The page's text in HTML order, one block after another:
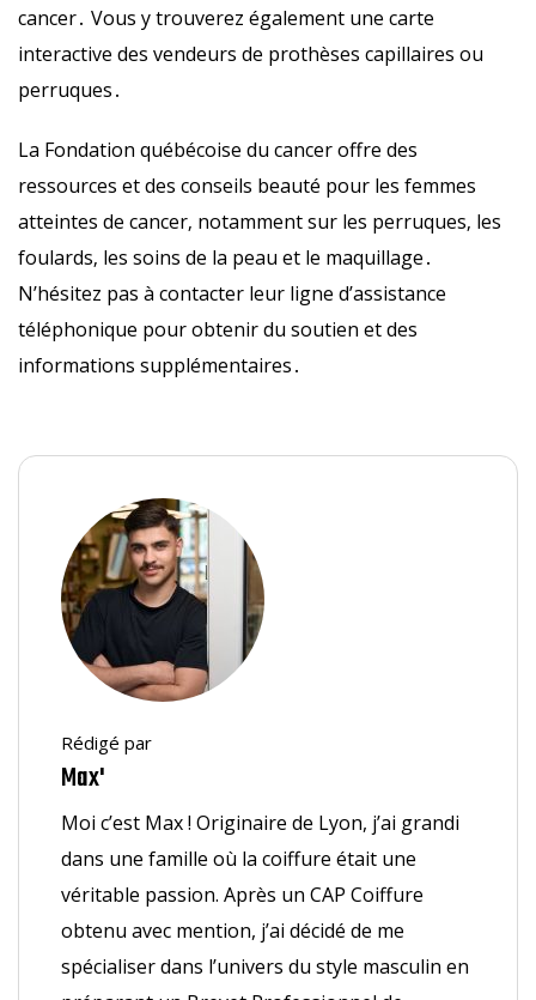
cancer․ Vous y trouverez également une carte
interactive des vendeurs de prothèses capillaires ou
perruques․
La Fondation québécoise du cancer offre des
ressources et des conseils beauté pour les femmes
atteintes de cancer‚ notamment sur les perruques‚ les
foulards‚ les soins de la peau et le maquillage․
N’hésitez pas à contacter leur ligne d’assistance
téléphonique pour obtenir du soutien et des
informations supplémentaires․
Rédigé par
Max'
Moi c’est Max ! Originaire de Lyon, j’ai grandi
dans une famille où la coiffure était une
véritable passion. Après un CAP Coiffure
obtenu avec mention, j’ai décidé de me
spécialiser dans l’univers du style masculin en